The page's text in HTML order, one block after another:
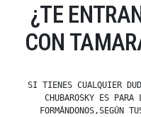
¿TE
CON
SI TIENES CUALQUIER
CHUBAROSKY ES PARA
FORMÁNDONOS,SEGÚN